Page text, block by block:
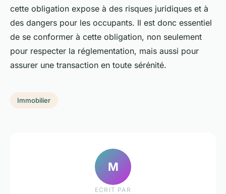
cette obligation expose à des risques juridiques et à
des dangers pour les occupants. Il est donc essentiel
de se conformer à cette obligation, non seulement
pour respecter la réglementation, mais aussi pour
assurer une transaction en toute sérénité.
Immobilier
M
ECRIT PAR